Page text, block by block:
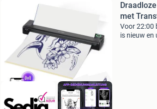
met
Voor 22:00
is nieuw en